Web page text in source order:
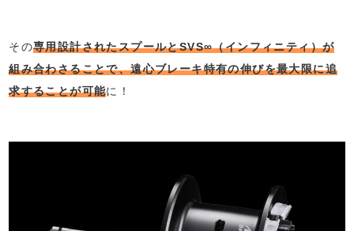
その専用設計されたスプールとSVS∞（インフィニティ）が
組み合わさることで、遠心ブレーキ特有の伸びを最大限に追
求することが可能に！